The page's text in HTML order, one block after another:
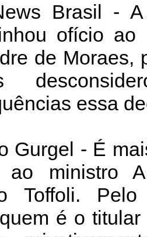
Brasil - A
ofício ao
de Moraes,
essa
Gurgel - É
ao ministro
Toffoli.
é o